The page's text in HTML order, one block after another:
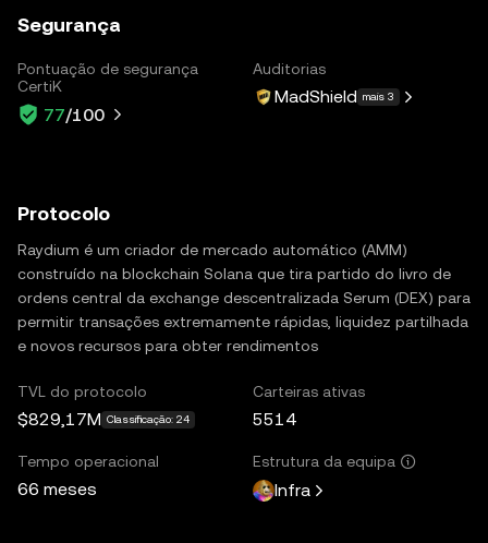
Segurança
Pontuação de segurança
CertiK
77/100
Auditorias
MadShield mais 3
Protocolo
Raydium é um criador de mercado automático (AMM)
construído na blockchain Solana que tira partido do livro de
ordens central da exchange descentralizada Serum (DEX) para
permitir transações extremamente rápidas, liquidez partilhada
e novos recursos para obter rendimentos
TVL do protocolo
$829,17M Classificação: 24
Carteiras ativas
5514
Tempo operacional
66 meses
Estrutura da equipa
Infra